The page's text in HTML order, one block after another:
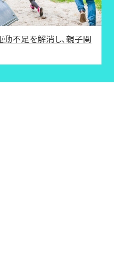
動不足を解消し、親子関